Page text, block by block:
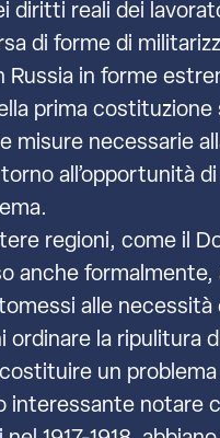
diritti reali dei
di forme di
Russia in forme
prima
misure necessarie
all’opportunità
regioni, come il
anche
alle necessità
ordinare la ripulitura
un
interessante notare